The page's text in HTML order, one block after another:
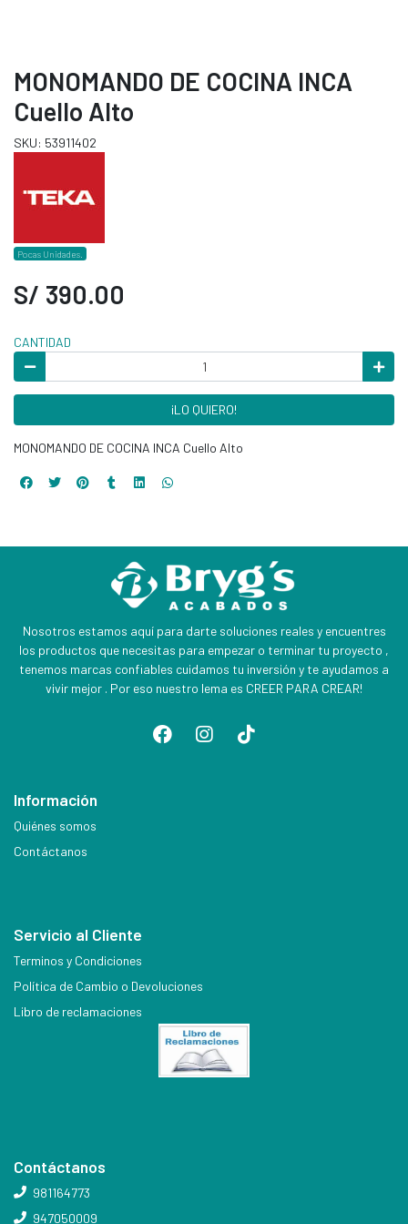
MONOMANDO DE COCINA INCA
Cuello Alto
SKU: 53911402
Pocas Unidades.
S/ 390.00
CANTIDAD
¡LO QUIERO!
MONOMANDO DE COCINA INCA Cuello Alto
Nosotros estamos aquí para darte soluciones reales y encuentres
los productos que necesitas para empezar o terminar tu proyecto ,
tenemos marcas confiables cuidamos tu inversión y te ayudamos a
vivir mejor . Por eso nuestro lema es CREER PARA CREAR!
Información
Quiénes somos
Contáctanos
Servicio al Cliente
Terminos y Condiciones
Política de Cambio o Devoluciones
Libro de reclamaciones
Contáctanos
981164773
947050009